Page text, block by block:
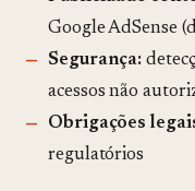
Google AdSense
Segurança:
acessos não
Obrigações
regulatórios